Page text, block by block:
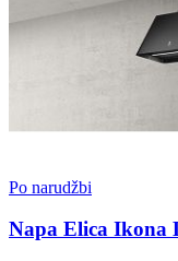
Po narudžbi
Napa Elica Ikona